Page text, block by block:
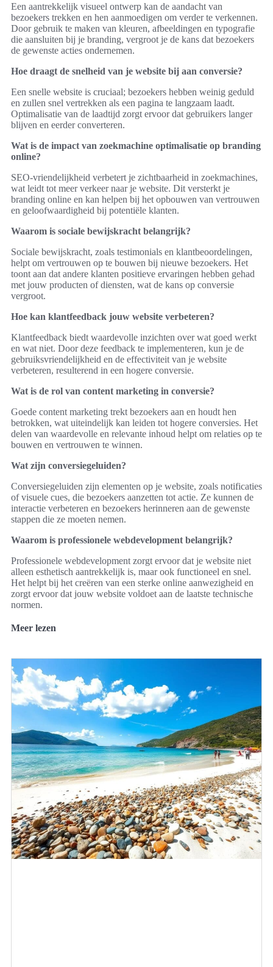
Een aantrekkelijk visueel ontwerp kan de aandacht van
bezoekers trekken en hen aanmoedigen om verder te verkennen.
Door gebruik te maken van kleuren, afbeeldingen en typografie
die aansluiten bij je branding, vergroot je de kans dat bezoekers
de gewenste acties ondernemen.
Hoe draagt de snelheid van je website bij aan conversie?
Een snelle website is cruciaal; bezoekers hebben weinig geduld
en zullen snel vertrekken als een pagina te langzaam laadt.
Optimalisatie van de laadtijd zorgt ervoor dat gebruikers langer
blijven en eerder converteren.
Wat is de impact van zoekmachine optimalisatie op branding
online?
SEO-vriendelijkheid verbetert je zichtbaarheid in zoekmachines,
wat leidt tot meer verkeer naar je website. Dit versterkt je
branding online en kan helpen bij het opbouwen van vertrouwen
en geloofwaardigheid bij potentiële klanten.
Waarom is sociale bewijskracht belangrijk?
Sociale bewijskracht, zoals testimonials en klantbeoordelingen,
helpt om vertrouwen op te bouwen bij nieuwe bezoekers. Het
toont aan dat andere klanten positieve ervaringen hebben gehad
met jouw producten of diensten, wat de kans op conversie
vergroot.
Hoe kan klantfeedback jouw website verbeteren?
Klantfeedback biedt waardevolle inzichten over wat goed werkt
en wat niet. Door deze feedback te implementeren, kun je de
gebruiksvriendelijkheid en de effectiviteit van je website
verbeteren, resulterend in een hogere conversie.
Wat is de rol van content marketing in conversie?
Goede content marketing trekt bezoekers aan en houdt hen
betrokken, wat uiteindelijk kan leiden tot hogere conversies. Het
delen van waardevolle en relevante inhoud helpt om relaties op te
bouwen en vertrouwen te winnen.
Wat zijn conversiegeluiden?
Conversiegeluiden zijn elementen op je website, zoals notificaties
of visuele cues, die bezoekers aanzetten tot actie. Ze kunnen de
interactie verbeteren en bezoekers herinneren aan de gewenste
stappen die ze moeten nemen.
Waarom is professionele webdevelopment belangrijk?
Professionele webdevelopment zorgt ervoor dat je website niet
alleen esthetisch aantrekkelijk is, maar ook functioneel en snel.
Het helpt bij het creëren van een sterke online aanwezigheid en
zorgt ervoor dat jouw website voldoet aan de laatste technische
normen.
Meer lezen